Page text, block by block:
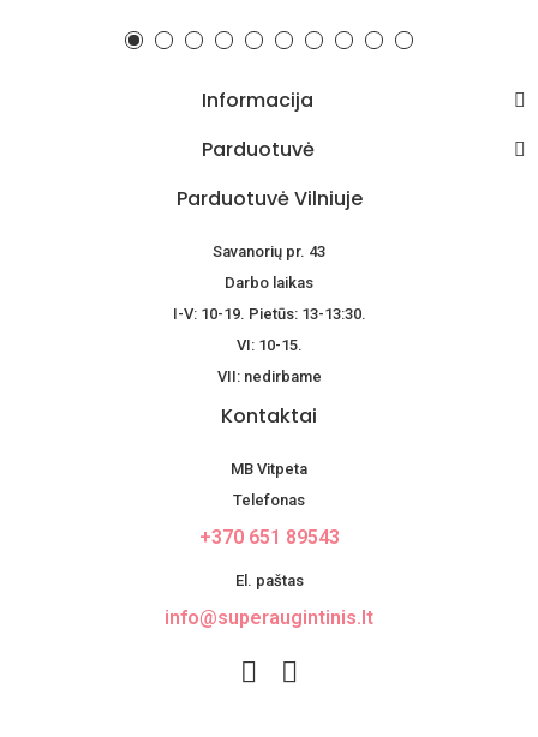
Informacija
Parduotuvė
Parduotuvė Vilniuje
Savanorių pr. 43
Darbo laikas
I-V: 10-19. Pietūs: 13-13:30.
VI: 10-15.
VII: nedirbame
Kontaktai
MB Vitpeta
Telefonas
+370 651 89543
El. paštas
info@superaugintinis.lt